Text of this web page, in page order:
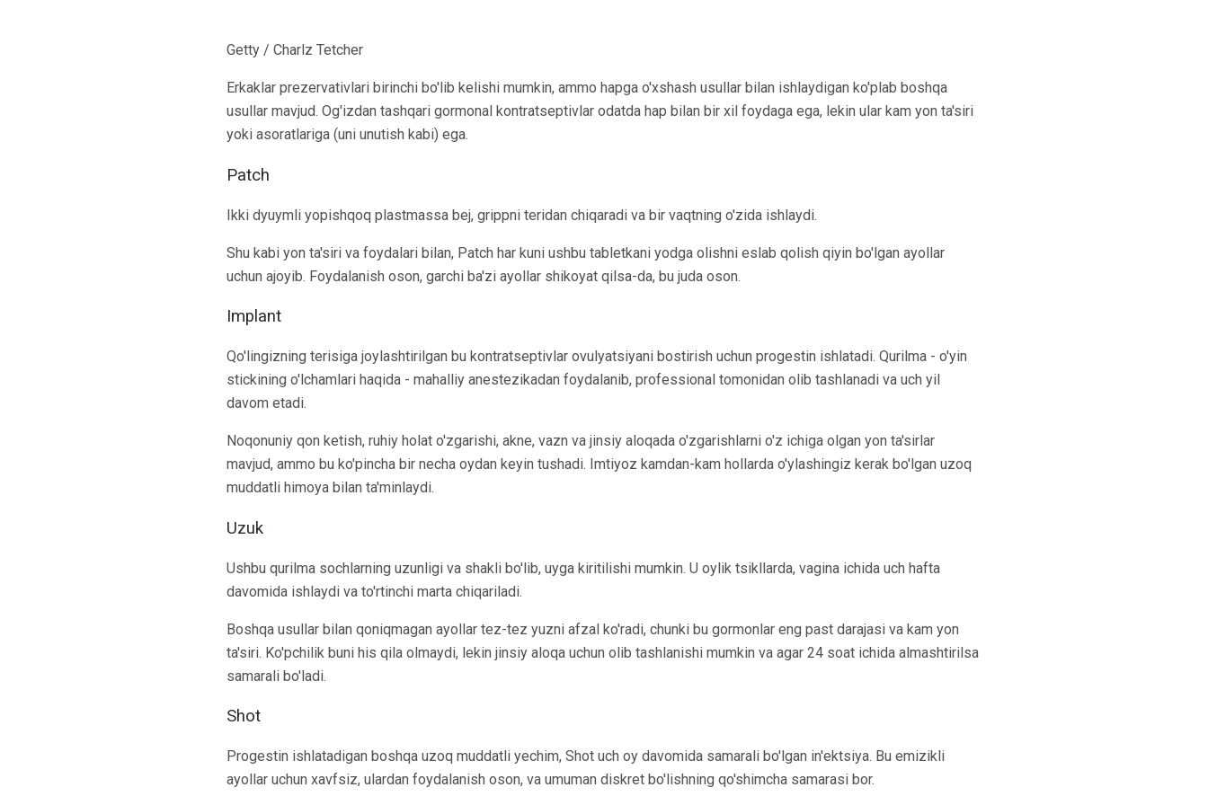
Getty / Charlz Tetcher
Erkaklar prezervativlari birinchi bo'lib kelishi mumkin, ammo hapga o'xshash usullar bilan ishlaydigan ko'plab boshqa
usullar mavjud. Og'izdan tashqari gormonal kontratseptivlar odatda hap bilan bir xil foydaga ega, lekin ular kam yon ta'siri
yoki asoratlariga (uni unutish kabi) ega.
Patch
Ikki dyuymli yopishqoq plastmassa bej, grippni teridan chiqaradi va bir vaqtning o'zida ishlaydi.
Shu kabi yon ta'siri va foydalari bilan, Patch har kuni ushbu tabletkani yodga olishni eslab qolish qiyin bo'lgan ayollar
uchun ajoyib. Foydalanish oson, garchi ba'zi ayollar shikoyat qilsa-da, bu juda oson.
Implant
Qo'lingizning terisiga joylashtirilgan bu kontratseptivlar ovulyatsiyani bostirish uchun progestin ishlatadi. Qurilma - o'yin
stickining o'lchamlari haqida - mahalliy anestezikadan foydalanib, professional tomonidan olib tashlanadi va uch yil
davom etadi.
Noqonuniy qon ketish, ruhiy holat o'zgarishi, akne, vazn va jinsiy aloqada o'zgarishlarni o'z ichiga olgan yon ta'sirlar
mavjud, ammo bu ko'pincha bir necha oydan keyin tushadi. Imtiyoz kamdan-kam hollarda o'ylashingiz kerak bo'lgan uzoq
muddatli himoya bilan ta'minlaydi.
Uzuk
Ushbu qurilma sochlarning uzunligi va shakli bo'lib, uyga kiritilishi mumkin. U oylik tsikllarda, vagina ichida uch hafta
davomida ishlaydi va to'rtinchi marta chiqariladi.
Boshqa usullar bilan qoniqmagan ayollar tez-tez yuzni afzal ko'radi, chunki bu gormonlar eng past darajasi va kam yon
ta'siri. Ko'pchilik buni his qila olmaydi, lekin jinsiy aloqa uchun olib tashlanishi mumkin va agar 24 soat ichida almashtirilsa
samarali bo'ladi.
Shot
Progestin ishlatadigan boshqa uzoq muddatli yechim, Shot uch oy davomida samarali bo'lgan in'ektsiya. Bu emizikli
ayollar uchun xavfsiz, ulardan foydalanish oson, va umuman diskret bo'lishning qo'shimcha samarasi bor.